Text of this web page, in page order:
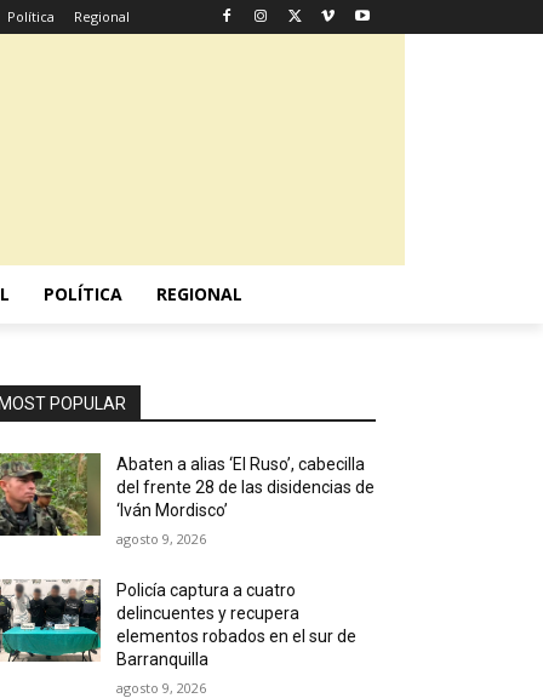
Política Regional
POLÍTICA REGIONAL
MOST POPULAR
Abaten a alias ‘El Ruso’, cabecilla
del frente 28 de las disidencias de
‘Iván Mordisco’
agosto 9, 2026
Policía captura a cuatro
delincuentes y recupera
elementos robados en el sur de
Barranquilla
agosto 9, 2026